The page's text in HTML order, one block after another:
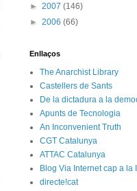
► 2007 (146)
► 2006 (66)
Enllaços
The Anarchist Library
Castellers de Sants
De la dictadura a la
Apunts de Tecnologia
An Inconvenient Truth
CGT Catalunya
ATTAC Catalunya
Blog Via Internet cap a la
directe!cat